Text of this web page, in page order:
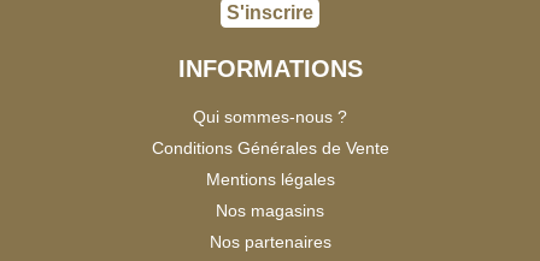
S'inscrire
INFORMATIONS
Qui sommes-nous ?
Conditions Générales de Vente
Mentions légales
Nos magasins
Nos partenaires